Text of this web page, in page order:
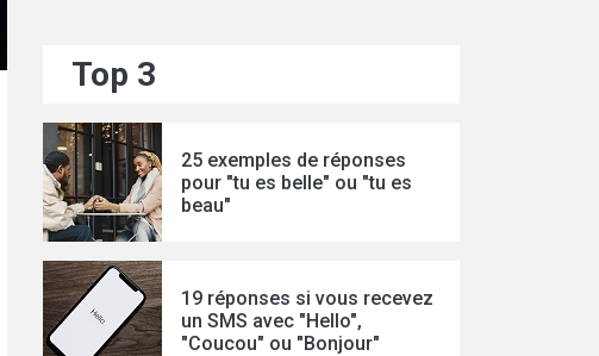
Top 3
25 exemples de réponses
pour "tu es belle" ou "tu es
beau"
19 réponses si vous recevez
un SMS avec "Hello",
"Coucou" ou "Bonjour"